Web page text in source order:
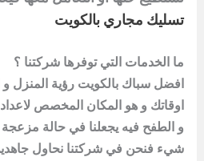
تسليك مجاري بالكويت
ما الخدمات التي توفرها شركتنا ؟
افضل سباك بالكويت رؤية المنزل
اوقاتك و هو المكان المخصص
و الطفح فيه يجعلنا في حالة
شيء فنحن في شركتنا نحاول